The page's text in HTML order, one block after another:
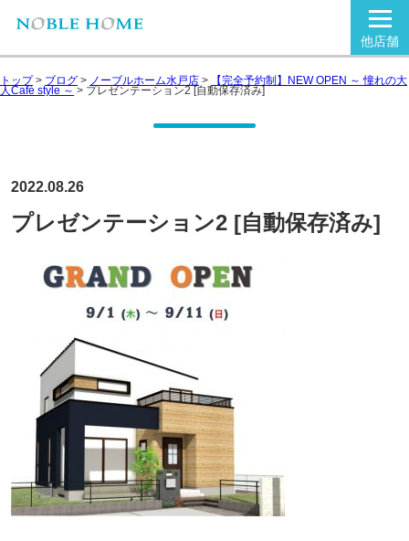
他店舗
トップ> ブログ > ノーブルホーム水戸店 > 【完全予約制】NEW OPEN ～ 憧れの大
人Café style ～ > プレゼンテーション2 [自動保存済み]
2022.08.26
プレゼンテーション2 [自動保存済み]